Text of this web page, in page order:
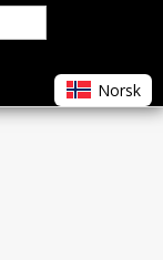
Norsk